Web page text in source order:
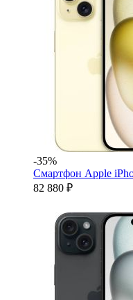
-35%
Смартфон Apple
82 880 ₽